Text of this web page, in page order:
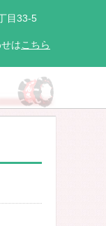
目33-5
はこちら